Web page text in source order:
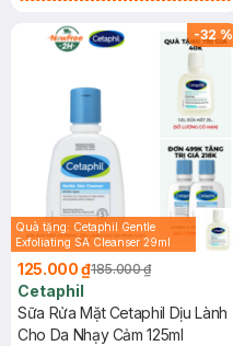
(SL có hạn)
-32 %
Quà tặng: Cetaphil Gentle
Exfoliating SA Cleanser 29ml
125.000 ₫185.000 ₫
Cetaphil
Sữa Rửa Mặt Cetaphil Dịu Lành
Cho Da Nhạy Cảm 125ml